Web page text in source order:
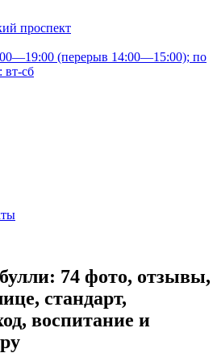
проспект
(перерыв 14:00—15:00); по
вт-сб
74 фото, отзывы,
стандарт,
воспитание и